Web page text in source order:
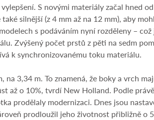
S novými materiály začal hned
silnější (z 4 mm až na 12 mm), aby
s podáváním nyní rozděleny –
Zvýšený počet prstů z pěti na sedm
k synchronizovanému toku materiálu.
3,34 m. To znamená, že boky a vrch
až o 10%, tvrdí New Holland. Podle
prodělaly modernizaci. Dnes jsou
prodloužil jeho životnost přibližně o